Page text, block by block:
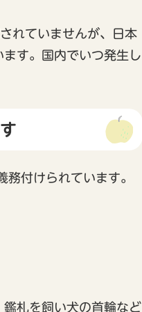
れていませんが、日本
す。国内でいつ発生し
付けられています。
札を飼い犬の首輪など